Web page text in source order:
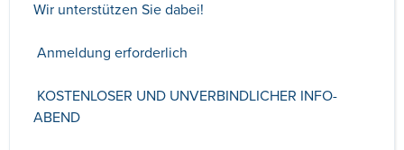
Wir unterstützen Sie dabei!
Anmeldung erforderlich
KOSTENLOSER UND UNVERBINDLICHER INFO-
ABEND